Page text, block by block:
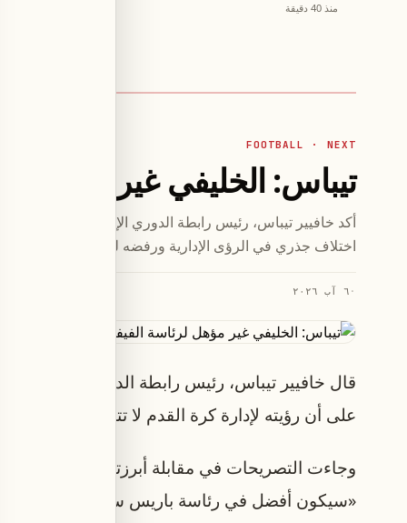
منذ 40 دقيقة
FOOTBALL · NEXT
تيباس: الخليفي غير مؤهل
أكد خافيير تيباس، رئيس رابطة الدوري الإسباني، أن ناصر
اختلاف جذري في الرؤى الإدارية ورفضه للنموذج «النخبوي»
· ٦ آب ٢٠٢٦
قال خافيير تيباس، رئيس رابطة الدوري الإسباني،
على أن رؤيته لإدارة كرة القدم لا تتوافق مع
وجاءت التصريحات في مقابلة أبرزتها شبكة «فوت
«سيكون أفضل في رئاسة باريس سان جيرمان»، لكنه